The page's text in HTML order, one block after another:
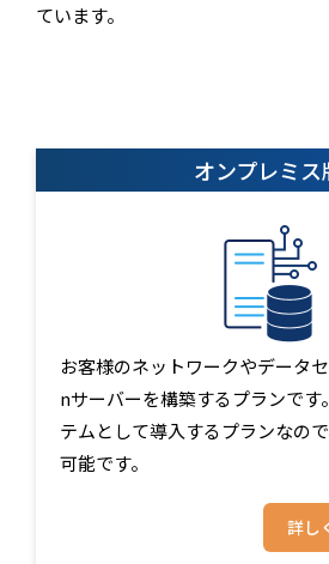
ています。
オンプレミス
お客様のネットワークやデータ
nサーバーを構築するプランです
テムとして導入するプランなの
可能です。
詳し